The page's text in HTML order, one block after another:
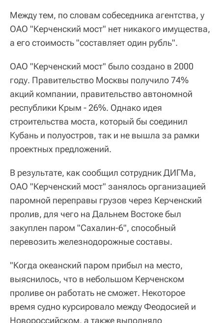
Между тем, по словам собеседника агентства, у
ОАО "Керченский мост" нет никакого имущества,
а его стоимость "составляет один рубль".
ОАО "Керченский мост" было создано в 2000
году. Правительство Москвы получило 74%
акций компании, правительство автономной
республики Крым - 26%. Однако идея
строительства моста, который бы соединил
Кубань и полуостров, так и не вышла за рамки
проектных предложений.
В результате, как сообщил сотрудник ДИГМа,
ОАО "Керченский мост" занялось организацией
паромной переправы грузов через Керченский
пролив, для чего на Дальнем Востоке был
закуплен паром "Сахалин-6", способный
перевозить железнодорожные составы.
"Когда океанский паром прибыл на место,
выяснилось, что в небольшом Керченском
проливе он работать не сможет. Некоторое
время судно курсировало между Феодосией и
Новороссийском, а также выполняло